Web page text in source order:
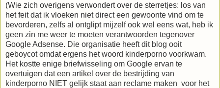
(Wie zich overigens verwondert over de sterretjes: los van
het feit dat ik vloeken niet direct een gewoonte vind om te
bevorderen, zelfs al ontglipt mijzelf ook wel eens wat, heb ik
geen zin me weer te moeten verantwoorden tegenover
Google Adsense. Die organisatie heeft dit blog ooit
geboycot omdat ergens het woord kinderporno voorkwam.
Het kostte enige briefwisseling om Google ervan te
overtuigen dat een artikel over de bestrijding van
kinderporno NIET gelijk staat aan reclame maken voor het